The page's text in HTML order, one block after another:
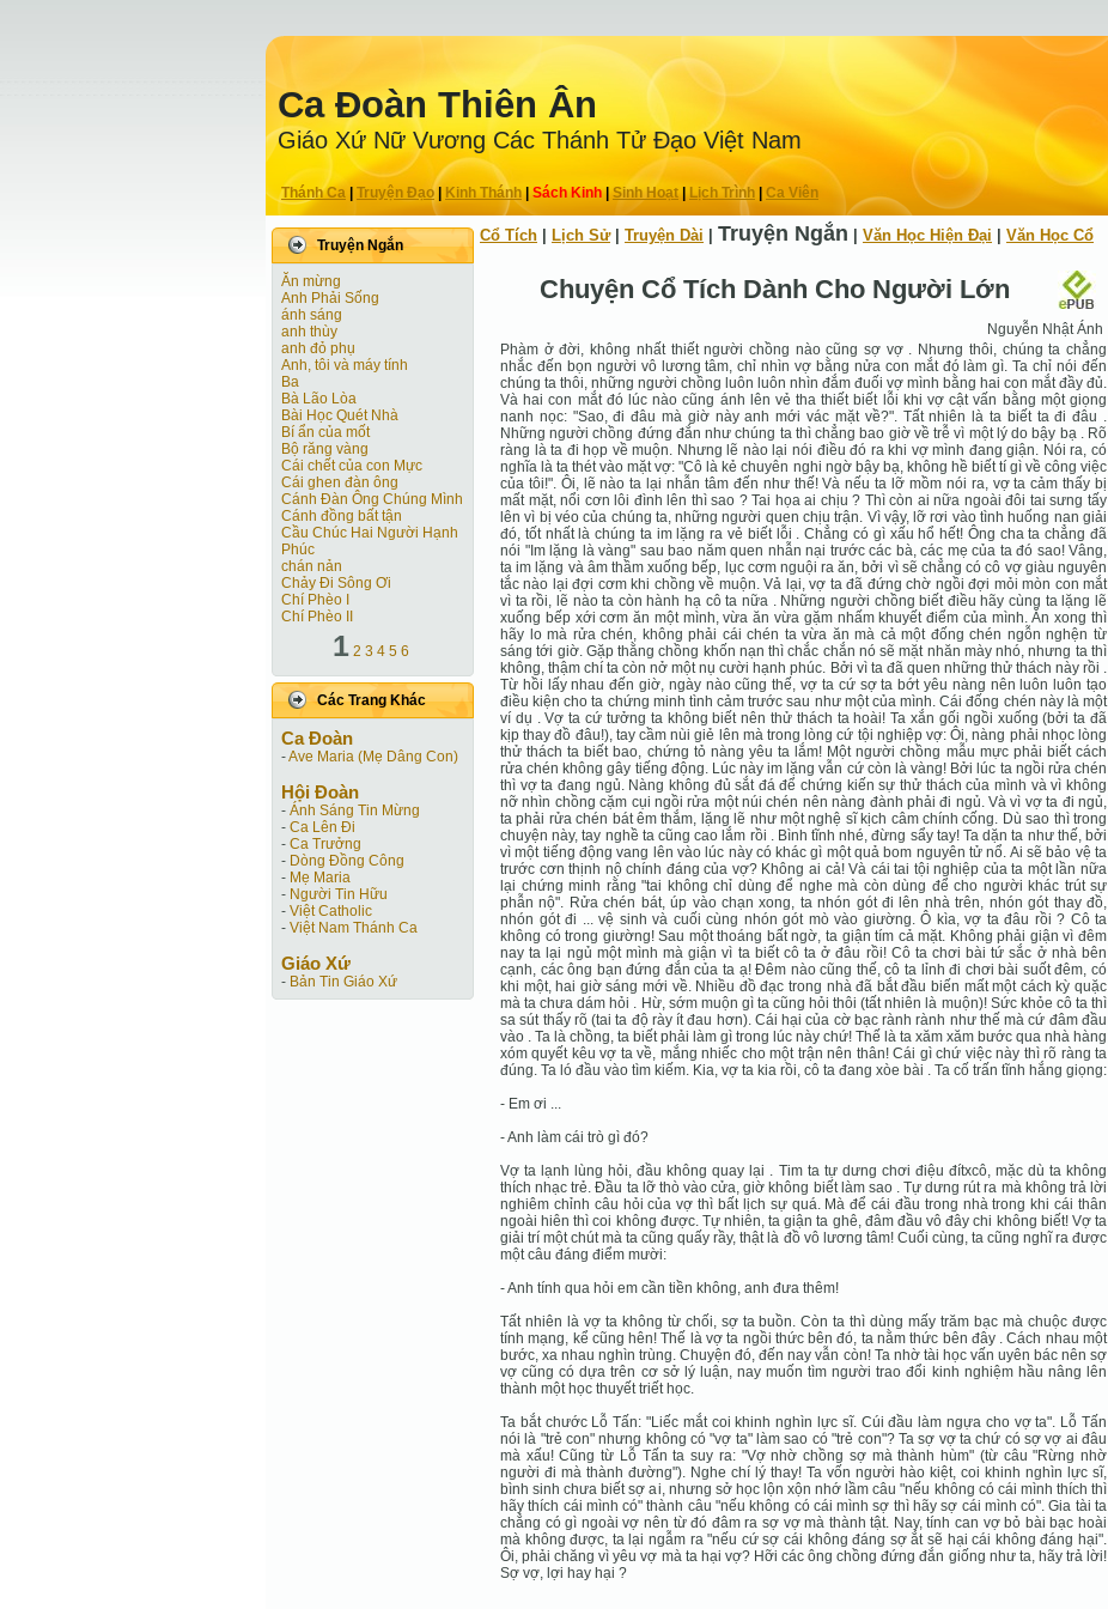
Ca Ðoàn Thiên Ân
Giáo Xứ Nữ Vương Các Thánh Tử Ðạo Việt Nam
Thánh Ca Truyện Ðạo| Kinh Thánh Sách Kinh|Sinh Hoạt| Lịch Trình Ca Viên
Truyện Ngắn
Ăn mừng
Anh Phải Sống
ánh sáng
anh thùy
anh đỏ phụ
Anh, tôi và máy tính
Ba
Bà Lão Lòa
Bài Học Quét Nhà
Bí ẩn của mốt
Bộ răng vàng
Cái chết của con Mực
Cái ghen đàn ông
Cánh Ðàn Ông Chúng Mình
Cánh đồng bất tận
Cầu Chúc Hai Người Hạnh
Phúc
chán nản
Chảy Đi Sông Ơi
Chí Phèo I
Chí Phèo II
1 2 3 4 5 6
Các Trang Khác
Ca Ðoàn
-Ave Maria (Mẹ Dâng Con)
Hội Ðoàn
- Ánh Sáng Tin Mừng
- Ca Lên Đi
- Ca Trưởng
- Dòng Đồng Công
- Mẹ Maria
- Người Tin Hữu
- Việt Catholic
- Việt Nam Thánh Ca
Giáo Xứ
- Bản Tin Giáo Xứ
Cổ Tích Lịch Sử| Truyện Dài Truyện Ngắn Văn Học Hiện Ðại Văn Học Cổ
Chuyện Cổ Tích Dành Cho Người Lớn
Nguyễn Nhật Ánh
Phàm ở đời, không nhất thiết người chồng nào cũng sợ vợ . Nhưng thôi, chúng ta chẳng
nhắc đến bọn người vô lương tâm, chỉ nhìn vợ bằng nửa con mắt đó làm gì. Ta chỉ nói đến
chúng ta thôi, những người chồng luôn luôn nhìn đắm đuối vợ mình bằng hai con mắt đầy đủ.
Và hai con mắt đó lúc nào cũng ánh lên vẻ tha thiết biết lỗi khi vợ cật vấn bằng một giọng
nanh nọc: "Sao, đi đâu mà giờ này anh mới vác mặt về?". Tất nhiên là ta biết ta đi đâu .
Những người chồng đứng đắn như chúng ta thì chẳng bao giờ về trễ vì một lý do bậy bạ . Rõ
ràng là ta đi họp về muộn. Nhưng lẽ nào lại nói điều đó ra khi vợ mình đang giận. Nói ra, có
nghĩa là ta thét vào mặt vợ: "Cô là kẻ chuyên nghi ngờ bậy bạ, không hề biết tí gì về công việc
của tôi!". Ôi, lẽ nào ta lại nhẫn tâm đến như thế! Và nếu ta lỡ mồm nói ra, vợ ta cảm thấy bị
mất mặt, nổi cơn lôi đình lên thì sao ? Tai họa ai chịu ? Thì còn ai nữa ngoài đôi tai sưng tấy
lên vì bị véo của chúng ta, những người quen chịu trận. Vì vậy, lỡ rơi vào tình huống nan giải
đó, tốt nhất là chúng ta im lặng ra vẻ biết lỗi . Chẳng có gì xấu hổ hết! Ông cha ta chẳng đã
nói "Im lặng là vàng" sau bao năm quen nhẫn nại trước các bà, các mẹ của ta đó sao! Vâng,
ta im lặng và âm thầm xuống bếp, lục cơm nguội ra ăn, bởi vì sẽ chẳng có cô vợ giàu nguyên
tắc nào lại đợi cơm khi chồng về muộn. Vả lại, vợ ta đã đứng chờ ngồi đợi mỏi mòn con mắt
vì ta rồi, lẽ nào ta còn hành hạ cô ta nữa . Những người chồng biết điều hãy cùng ta lặng lẽ
xuống bếp xới cơm ăn một mình, vừa ăn vừa gặm nhấm khuyết điểm của mình. Ăn xong thì
hãy lo mà rửa chén, không phải cái chén ta vừa ăn mà cả một đống chén ngỗn nghện từ
sáng tới giờ. Gặp thằng chồng khốn nạn thì chắc chắn nó sẽ mặt nhăn mày nhó, nhưng ta thì
không, thậm chí ta còn nở một nụ cười hạnh phúc. Bởi vì ta đã quen những thử thách này rồi .
Từ hồi lấy nhau đến giờ, ngày nào cũng thế, vợ ta cứ sợ ta bớt yêu nàng nên luôn luôn tạo
điều kiện cho ta chứng minh tình cảm trước sau như một của mình. Cái đống chén này là một
ví dụ . Vợ ta cứ tưởng ta không biết nên thử thách ta hoài! Ta xắn gối ngồi xuống (bởi ta đã
kịp thay đồ đâu!), tay cầm nùi giẻ lên mà trong lòng cứ tội nghiệp vợ: Ôi, nàng phải nhọc lòng
thử thách ta biết bao, chứng tỏ nàng yêu ta lắm! Một người chồng mẫu mực phải biết cách
rửa chén không gây tiếng động. Lúc này im lặng vẫn cứ còn là vàng! Bởi lúc ta ngồi rửa chén
thì vợ ta đang ngủ. Nàng không đủ sắt đá để chứng kiến sự thử thách của mình và vì không
nỡ nhìn chồng cặm cụi ngồi rửa một núi chén nên nàng đành phải đi ngủ. Và vì vợ ta đi ngủ,
ta phải rửa chén bát êm thắm, lặng lẽ như một nghệ sĩ kịch câm chính cống. Dù sao thì trong
chuyện này, tay nghề ta cũng cao lắm rồi . Bình tĩnh nhé, đừng sẩy tay! Ta dặn ta như thế, bởi
vì một tiếng động vang lên vào lúc này có khác gì một quả bom nguyên tử nổ. Ai sẽ bảo vệ ta
trước cơn thịnh nộ chính đáng của vợ? Không ai cả! Và cái tai tội nghiệp của ta một lần nữa
lại chứng minh rằng "tai không chỉ dùng để nghe mà còn dùng để cho người khác trút sự
phẫn nộ". Rửa chén bát, úp vào chạn xong, ta nhón gót đi lên nhà trên, nhón gót thay đồ,
nhón gót đi ... vệ sinh và cuối cùng nhón gót mò vào giường. Ô kìa, vợ ta đâu rồi ? Cô ta
không có trong giường! Sau một thoáng bất ngờ, ta giận tím cả mặt. Không phải giận vì đêm
nay ta lại ngủ một mình mà giận vì ta biết cô ta ở đâu rồi! Cô ta chơi bài tứ sắc ở nhà bên
cạnh, các ông bạn đứng đắn của ta ạ! Ðêm nào cũng thế, cô ta lỉnh đi chơi bài suốt đêm, có
khi một, hai giờ sáng mới về. Nhiều đồ đạc trong nhà đã bắt đầu biến mất một cách kỳ quặc
mà ta chưa dám hỏi . Hừ, sớm muộn gì ta cũng hỏi thôi (tất nhiên là muộn)! Sức khỏe cô ta thì
sa sút thấy rõ (tai ta độ rày ít đau hơn). Cái hại của cờ bạc rành rành như thế mà cứ đâm đầu
vào . Ta là chồng, ta biết phải làm gì trong lúc này chứ! Thế là ta xăm xăm bước qua nhà hàng
xóm quyết kêu vợ ta về, mắng nhiếc cho một trận nên thân! Cái gì chứ việc này thì rõ ràng ta
đúng. Ta ló đầu vào tìm kiếm. Kia, vợ ta kia rồi, cô ta đang xòe bài . Ta cố trấn tĩnh hắng giọng:
- Em ơi ...
- Anh làm cái trò gì đó?
Vợ ta lạnh lùng hỏi, đầu không quay lại . Tim ta tự dưng chơi điệu đítxcô, mặc dù ta không
thích nhạc trẻ. Ðầu ta lỡ thò vào cửa, giờ không biết làm sao . Tự dưng rút ra mà không trả lời
nghiêm chỉnh câu hỏi của vợ thì bất lịch sự quá. Mà để cái đầu trong nhà trong khi cái thân
ngoài hiên thì coi không được. Tự nhiên, ta giận ta ghê, đâm đầu vô đây chi không biết! Vợ ta
giải trí một chút mà ta cũng quấy rầy, thật là đồ vô lương tâm! Cuối cùng, ta cũng nghĩ ra được
một câu đáng điểm mười:
- Anh tính qua hỏi em cần tiền không, anh đưa thêm!
Tất nhiên là vợ ta không từ chối, sợ ta buồn. Còn ta thì dùng mấy trăm bạc mà chuộc được
tính mạng, kể cũng hên! Thế là vợ ta ngồi thức bên đó, ta nằm thức bên đây . Cách nhau một
bước, xa nhau nghìn trùng. Chuyện đó, đến nay vẫn còn! Ta nhờ tài học vấn uyên bác nên sợ
vợ cũng có dựa trên cơ sở lý luận, nay muốn tìm người trao đổi kinh nghiệm hầu nâng lên
thành một học thuyết triết học.
Ta bắt chước Lỗ Tấn: "Liếc mắt coi khinh nghìn lực sĩ. Cúi đầu làm ngựa cho vợ ta". Lỗ Tấn
nói là "trẻ con" nhưng không có "vợ ta" làm sao có "trẻ con"? Ta sợ vợ ta chứ có sợ vợ ai đâu
mà xấu! Cũng từ Lỗ Tấn ta suy ra: "Vợ nhờ chồng sợ mà thành hùm" (từ câu "Rừng nhờ
người đi mà thành đường"). Nghe chí lý thay! Ta vốn người hào kiệt, coi khinh nghìn lực sĩ,
bình sinh chưa biết sợ ai, nhưng sở học lộn xộn nhớ lầm câu "nếu không có cái mình thích thì
hãy thích cái mình có" thành câu "nếu không có cái mình sợ thì hãy sợ cái mình có". Gia tài ta
chẳng có gì ngoài vợ nên từ đó đâm ra sợ vợ mà thành tật. Nay, tính can vợ bỏ bài bạc hoài
mà không được, ta lại ngẫm ra "nếu cứ sợ cái không đáng sợ ắt sẽ hại cái không đáng hại".
Ôi, phải chăng vì yêu vợ mà ta hại vợ? Hỡi các ông chồng đứng đắn giống như ta, hãy trả lời!
Sợ vợ, lợi hay hại ?